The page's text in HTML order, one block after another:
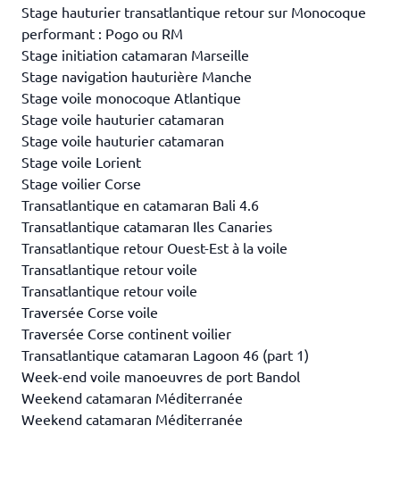
Stage hauturier transatlantique retour sur Monocoque
performant : Pogo ou RM
Stage initiation catamaran Marseille
Stage navigation hauturière Manche
Stage voile monocoque Atlantique
Stage voile hauturier catamaran
Stage voile hauturier catamaran
Stage voile Lorient
Stage voilier Corse
Transatlantique en catamaran Bali 4.6
Transatlantique catamaran Iles Canaries
Transatlantique retour Ouest-Est à la voile
Transatlantique retour voile
Transatlantique retour voile
Traversée Corse voile
Traversée Corse continent voilier
Transatlantique catamaran Lagoon 46 (part 1)
Week-end voile manoeuvres de port Bandol
Weekend catamaran Méditerranée
Weekend catamaran Méditerranée